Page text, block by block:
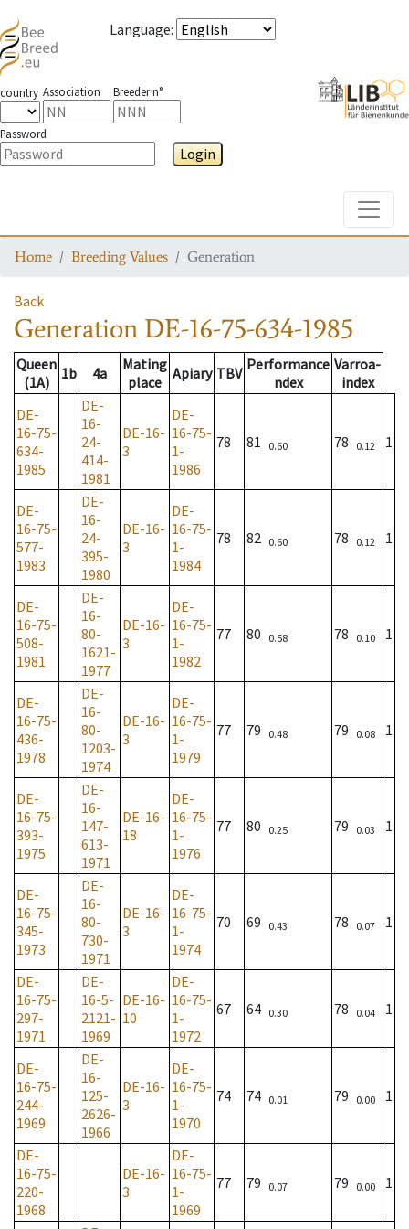
Language:
country Association Breeder n°
Password
Login
Home Breeding Values Generation
Back
Generation DE-16-75-634-1985
Queen
(1A)
1b 4a
Mating
place Apiary TBV Performance
ndex
Varroa-
index
DE-
16-75-
634-
1985
DE-
16-
24-
414-
1981
DE-16-
3
DE-
16-75-
1-
1986
78 81 0.60 78 0.12 1
DE-
16-75-
577-
1983
DE-
16-
24-
395-
1980
DE-16-
3
DE-
16-75-
1-
1984
78 82 0.60 78 0.12 1
DE-
16-75-
508-
1981
DE-
16-
80-
1621-
1977
DE-16-
3
DE-
16-75-
1-
1982
77 80 0.58 78 0.10 1
DE-
16-75-
436-
1978
DE-
16-
80-
1203-
1974
DE-16-
3
DE-
16-75-
1-
1979
77 79 0.48 79 0.08 1
DE-
16-75-
393-
1975
DE-
16-
147-
613-
1971
DE-16-
18
DE-
16-75-
1-
1976
77 80 0.25 79 0.03 1
DE-
16-75-
345-
1973
DE-
16-
80-
730-
1971
DE-16-
3
DE-
16-75-
1-
1974
70 69 0.43 78 0.07 1
DE-
16-75-
297-
1971
DE-
16-5-
2121-
1969
DE-16-
10
DE-
16-75-
1-
1972
67 64 0.30 78 0.04 1
DE-
16-75-
244-
1969
DE-
16-
125-
2626-
1966
DE-16-
3
DE-
16-75-
1-
1970
74 74 0.01 79 0.00 1
DE-
16-75-
220-
1968
DE-16-
3
DE-
16-75-
1-
1969
77 79 0.07 79 0.00 1